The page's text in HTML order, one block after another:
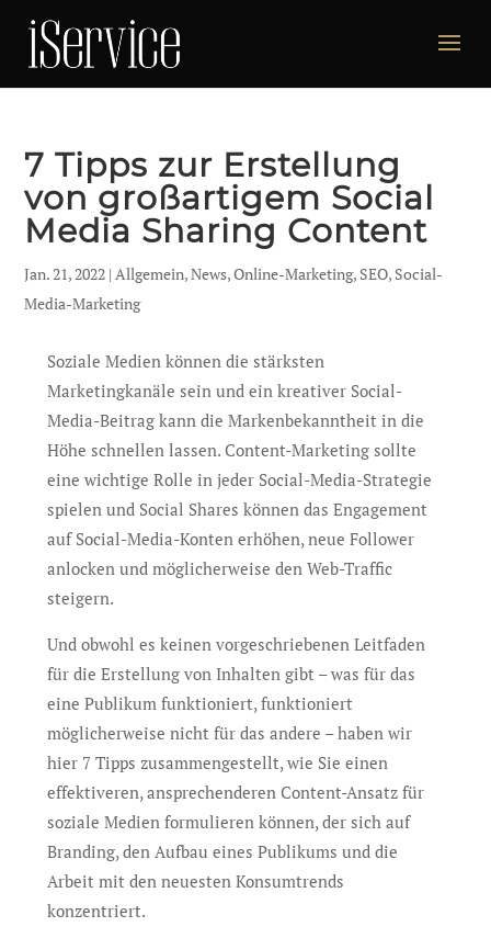
7 Tipps zur Erstellung
von großartigem Social
Media Sharing Content
Jan. 21, 2022 |Allgemein,News,Online-Marketing, SEO, Social-
Media-Marketing
Soziale Medien können die stärksten
Marketingkanäle sein und ein kreativer Social-
Media-Beitrag kann die Markenbekanntheit in die
Höhe schnellen lassen. Content-Marketing sollte
eine wichtige Rolle in jeder Social-Media-Strategie
spielen und Social Shares können das Engagement
auf Social-Media-Konten erhöhen, neue Follower
anlocken und möglicherweise den Web-Traffic
steigern.
Und obwohl es keinen vorgeschriebenen Leitfaden
für die Erstellung von Inhalten gibt – was für das
eine Publikum funktioniert, funktioniert
möglicherweise nicht für das andere – haben wir
hier 7 Tipps zusammengestellt, wie Sie einen
effektiveren, ansprechenderen Content-Ansatz für
soziale Medien formulieren können, der sich auf
Branding, den Aufbau eines Publikums und die
Arbeit mit den neuesten Konsumtrends
konzentriert.